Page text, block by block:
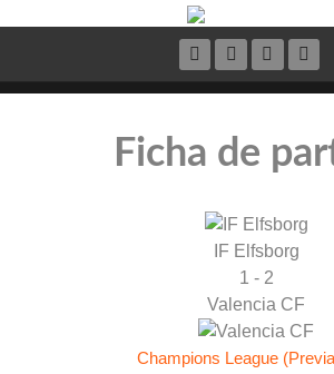
Ficha de
IF Elfsborg
1 - 2
Valencia CF
Champions League